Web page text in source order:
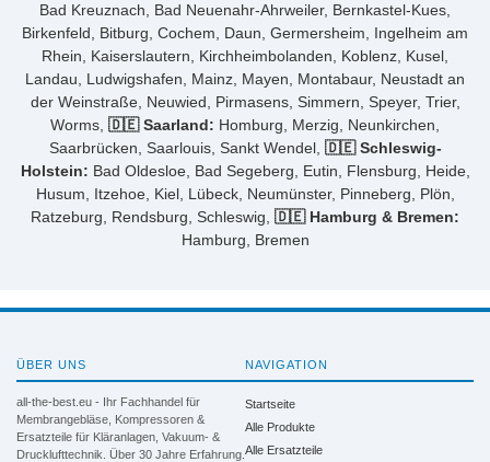
Bad Kreuznach, Bad Neuenahr-Ahrweiler, Bernkastel-Kues,
Birkenfeld, Bitburg, Cochem, Daun, Germersheim, Ingelheim am
Rhein, Kaiserslautern, Kirchheimbolanden, Koblenz, Kusel,
Landau, Ludwigshafen, Mainz, Mayen, Montabaur, Neustadt an
der Weinstraße, Neuwied, Pirmasens, Simmern, Speyer, Trier,
Worms, 🇩🇪 Saarland: Homburg, Merzig, Neunkirchen,
Saarbrücken, Saarlouis, Sankt Wendel, 🇩🇪 Schleswig-
Holstein: Bad Oldesloe, Bad Segeberg, Eutin, Flensburg, Heide,
Husum, Itzehoe, Kiel, Lübeck, Neumünster, Pinneberg, Plön,
Ratzeburg, Rendsburg, Schleswig, 🇩🇪 Hamburg & Bremen:
Hamburg, Bremen
ÜBER UNS
all-the-best.eu - Ihr Fachhandel für
Membrangebläse, Kompressoren &
Ersatzteile für Kläranlagen, Vakuum- &
Drucklufttechnik. Über 30 Jahre Erfahrung.
NAVIGATION
Startseite
Alle Produkte
Alle Ersatzteile